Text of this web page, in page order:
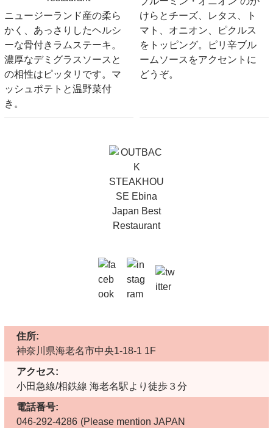
ニュージーランド産の柔ら
かく、あっさりしたヘルシ
ーな骨付きラムステーキ。
濃厚なデミグラスソースと
の相性はピッタリです。マ
ッシュポテトと温野菜付
き。
けらとチーズ、レタス、ト
マト、オニオン、ピクルス
をトッピング。ピリ辛ブル
ームソースをアクセントに
どうぞ。
住所:
神奈川県海老名市中央1-18-1 1F
アクセス:
小田急線/相鉄線 海老名駅より徒歩３分
電話番号:
046-292-4286 (Please mention JAPAN